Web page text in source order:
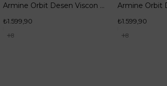
Armine Orbit Desen Viscon Şal 17
₺1.599,90
8
₺1.599,90
8